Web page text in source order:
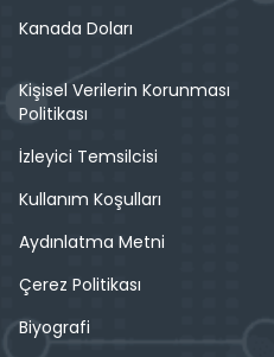
Kanada Doları
Kişisel Verilerin Korunması
Politikası
İzleyici Temsilcisi
Kullanım Koşulları
Aydınlatma Metni
Çerez Politikası
Biyografi